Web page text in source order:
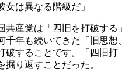
は異なる階級だ」
共産党は「四旧を打破する」
年も続いてきた「旧思想、
破することです。「四旧打
り返すことだった。